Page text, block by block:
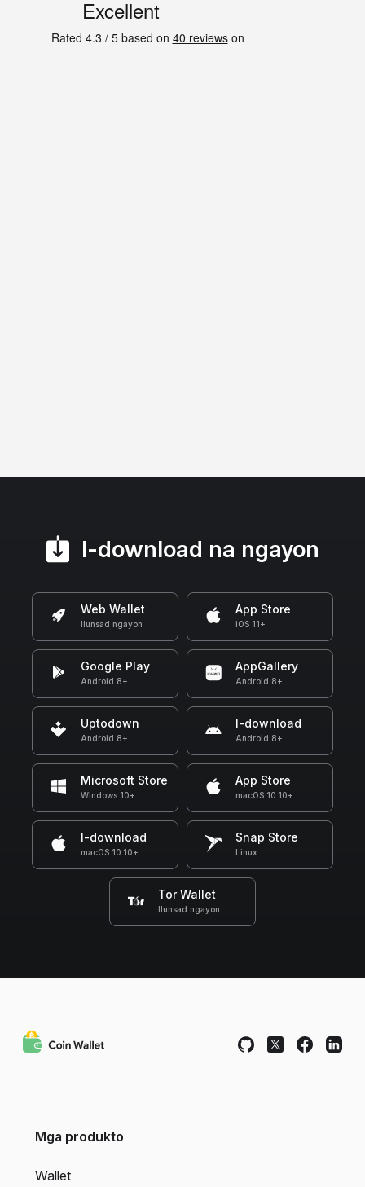
I-download na ngayon
Web Wallet
Ilunsad ngayon
App Store
iOS 11+
Google Play
Android 8+
AppGallery
Android 8+
Uptodown
Android 8+
I-download
Android 8+
Microsoft Store
Windows 10+
App Store
macOS 10.10+
I-download
macOS 10.10+
Snap Store
Linux
Tor Wallet
Ilunsad ngayon
Mga produkto
Wallet